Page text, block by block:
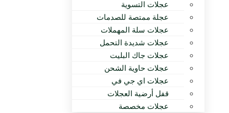
عجلات التسوية
عجلة ممتصة للصدمات
عجلات سلة المهملات
عجلات شديدة التحمل
عجلات جاك البليت
عجلات حاوية الشحن
عجلات اي جي في
قفل أرضية العجلات
عجلات مخصصة